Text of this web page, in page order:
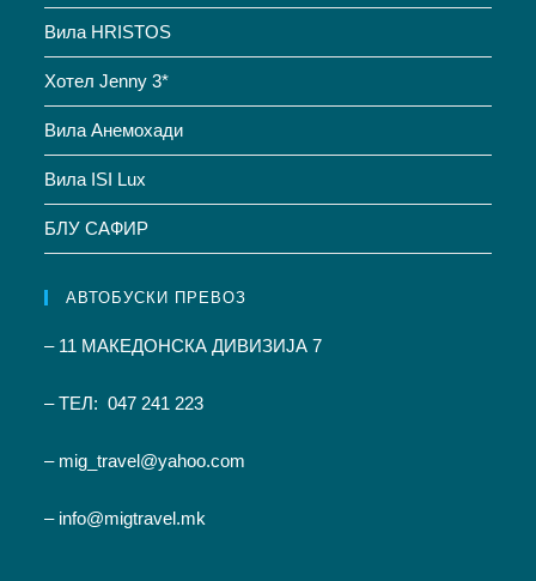
Вила HRISTOS
Хотел Jenny 3*
Вила Анемохади
Вила ISI Lux
БЛУ САФИР
АВТОБУСКИ ПРЕВОЗ
– 11 МАКЕДОНСКА ДИВИЗИЈА 7
– ТЕЛ: 047 241 223
– mig_travel@yahoo.com
– info@migtravel.mk